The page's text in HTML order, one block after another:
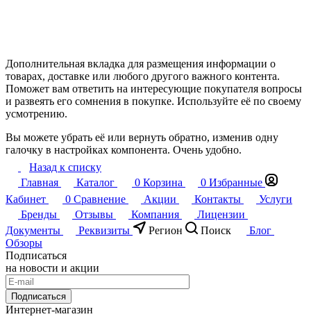
Дополнительная вкладка для размещения информации о
товарах, доставке или любого другого важного контента.
Поможет вам ответить на интересующие покупателя вопросы
и развеять его сомнения в покупке. Используйте её по своему
усмотрению.
Вы можете убрать её или вернуть обратно, изменив одну
галочку в настройках компонента. Очень удобно.
Назад к списку
Главная
Каталог 0 Корзина 0 Избранные
Кабинет
0 Сравнение Акции Контакты
Услуги
Бренды
Отзывы Компания
Лицензии
Документы
Реквизиты Регион Поиск
Блог
Обзоры
Подписаться
на новости и акции
Подписаться
Интернет-магазин